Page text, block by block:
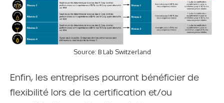
Source: B Lab Switzerland
Enfin, les entreprises pourront bénéficier de
flexibilité lors de la certification et/ou